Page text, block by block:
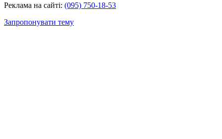
Реклама на сайті: (095) 750-18-53
Запропонувати тему